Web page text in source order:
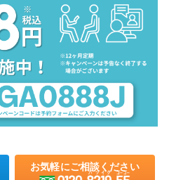
お気軽にご相談ください